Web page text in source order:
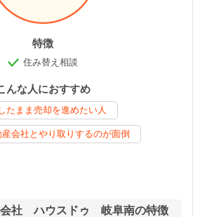
特徴
住み替え相談
んな人におすすめ
たまま売却を進めたい人
会社とやり取りするのが面倒
会社 ハウスドゥ 岐阜南の特徴